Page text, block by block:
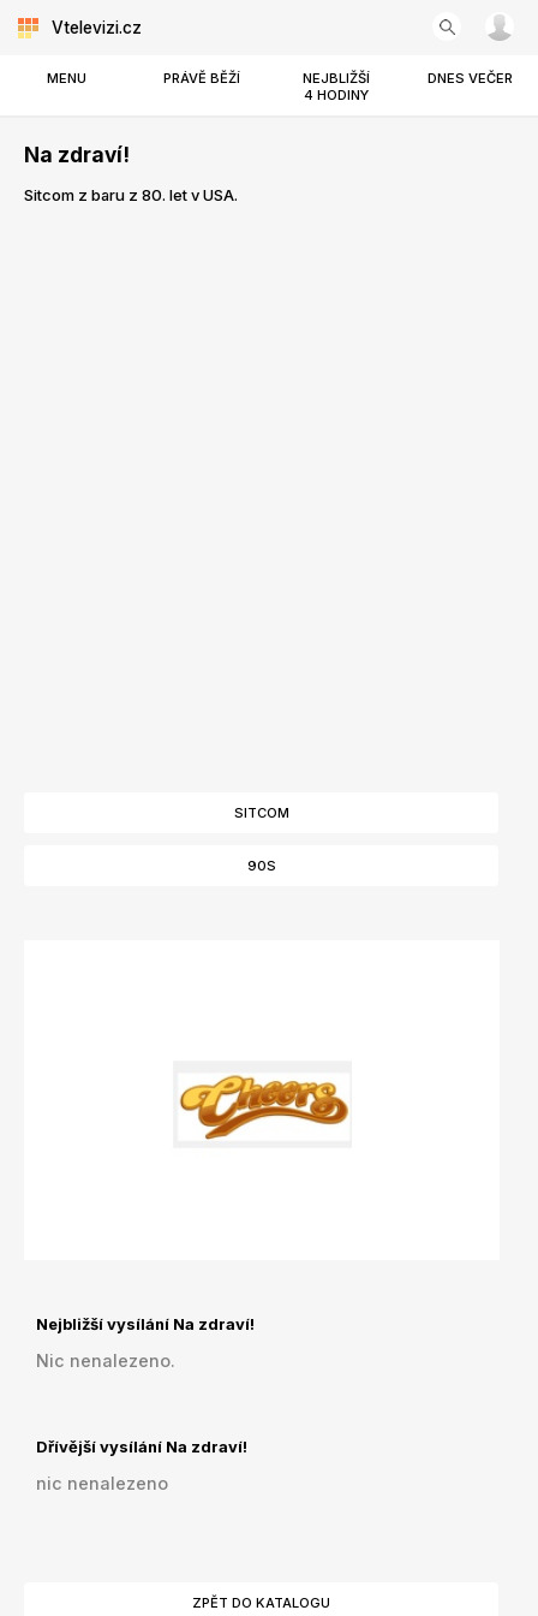
Vtelevizi.cz
MENU PRÁVĚ BĚŽÍ
NEJBLIŽŠÍ
4 HODINY
DNES VEČER
Na zdraví!
Sitcom z baru z 80. let v USA.
SITCOM
90S
Nejbližší vysílání Na zdraví!
Nic nenalezeno.
Dřívější vysílání Na zdraví!
nic nenalezeno
ZPĚT DO KATALOGU